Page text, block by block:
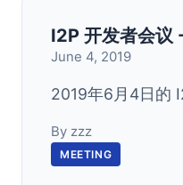
I2P 开发者会议
June 4, 2019
2019年6月4日的
By zzz
MEETING